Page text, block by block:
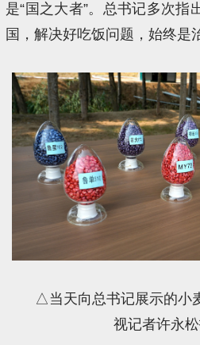
是“国之大者”。总书记多次指
国，解决好吃饭问题，始终是
△当天向总书记展示的小
视记者许永松